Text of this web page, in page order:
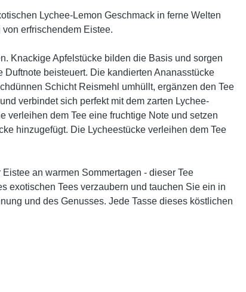
Lychee-Lemon Geschmack in ferne Welten
erfrischendem Eistee.
Knackige Apfelstücke bilden die Basis und sorgen
beisteuert. Die kandierten Ananasstücke
Schicht Reismehl umhüllt, ergänzen den Tee
verbindet sich perfekt mit dem zarten Lychee-
verleihen dem Tee eine fruchtige Note und setzen
hinzugefügt. Die Lycheestücke verleihen dem Tee
an warmen Sommertagen - dieser Tee
exotischen Tees verzaubern und tauchen Sie ein in
und des Genusses. Jede Tasse dieses köstlichen